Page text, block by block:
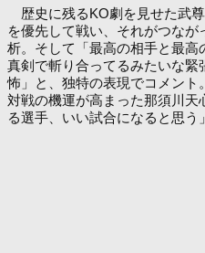
歴史に残るKO劇を見せた武
を優先して戦い、それがつな
析。そして「最高の相手と最高
真剣で斬り合ってるみたいな
怖」と、独特の表現でコメント
対戦の機運が高まった那須川天
る選手、いい試合になると思う